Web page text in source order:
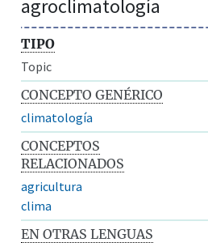
agroclimatología
TIPO
Topic
CONCEPTO GENÉRICO
climatología
CONCEPTOS
RELACIONADOS
agricultura
clima
EN OTRAS LENGUAS